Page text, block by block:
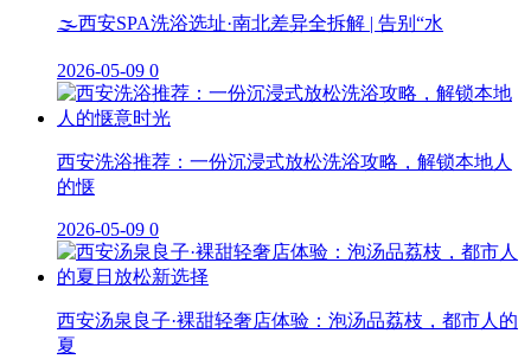
🌫️西安SPA洗浴选址·南北差异全拆解 | 告别“水
2026-05-09 0
西安洗浴推荐：一份沉浸式放松洗浴攻略，解锁本地人
的惬
2026-05-09 0
西安汤泉良子·裸甜轻奢店体验：泡汤品荔枝，都市人的
夏